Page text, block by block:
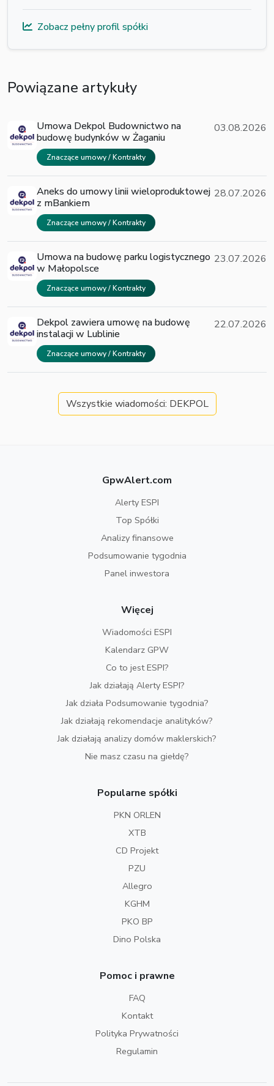
Zobacz pełny profil spółki
Powiązane artykuły
Umowa Dekpol Budownictwo na
budowę budynków w Żaganiu
Znaczące umowy / Kontrakty
03.08.2026
Aneks do umowy linii wieloproduktowej
z mBankiem
Znaczące umowy / Kontrakty
28.07.2026
Umowa na budowę parku logistycznego
w Małopolsce
Znaczące umowy / Kontrakty
23.07.2026
Dekpol zawiera umowę na budowę
instalacji w Lublinie
Znaczące umowy / Kontrakty
22.07.2026
Wszystkie wiadomości: DEKPOL
GpwAlert.com
Alerty ESPI
Top Spółki
Analizy finansowe
Podsumowanie tygodnia
Panel inwestora
Więcej
Wiadomości ESPI
Kalendarz GPW
Co to jest ESPI?
Jak działają Alerty ESPI?
Jak działa Podsumowanie tygodnia?
Jak działają rekomendacje analityków?
Jak działają analizy domów maklerskich?
Nie masz czasu na giełdę?
Popularne spółki
PKN ORLEN
XTB
CD Projekt
PZU
Allegro
KGHM
PKO BP
Dino Polska
Pomoc i prawne
FAQ
Kontakt
Polityka Prywatności
Regulamin